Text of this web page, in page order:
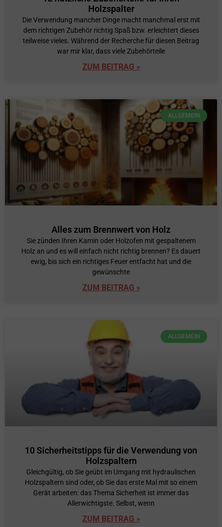
Holzspalter
Die Verwendung mancher Dinge macht manchmal erst mit
dem richtigen Zubehör richtig Spaß bzw. erleichtert dieses
teilweise vieles. Während der Recherche für diesen Beitrag
war mir klar, dass viele Zubehörteile
ZUM BEITRAG »
ALLGEMEIN
Alles zum Brennwert von Holz
Sie zünden Ihren Kamin oder Holzofen mit gespaltenem
Holz an und es will einfach nicht richtig brennen? Es dauert
ewig, bis sich ein richtiges Feuer entfacht hat und die
gewünschte
ZUM BEITRAG »
ALLGEMEIN
10 Sicherheitstipps für die Verwendung von
Holzspaltern
Gleichgültig, ob Sie geübt im Umgang mit hydraulischen
Holzspaltern sind oder, ob Sie das erste Mal mit so einem
Gerät arbeiten: das Thema Sicherheit ist immer das
Allerwichtigste. Selbst, wenn
ZUM BEITRAG »